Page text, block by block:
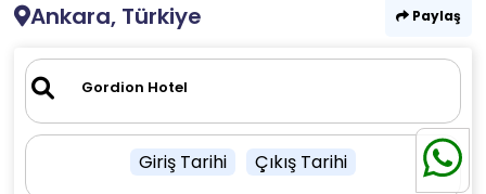
Ankara, Türkiye
Paylaş
Giriş Tarihi Çıkış Tarihi